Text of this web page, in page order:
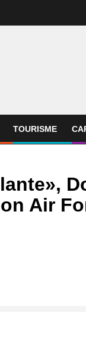
TOURISME
Air